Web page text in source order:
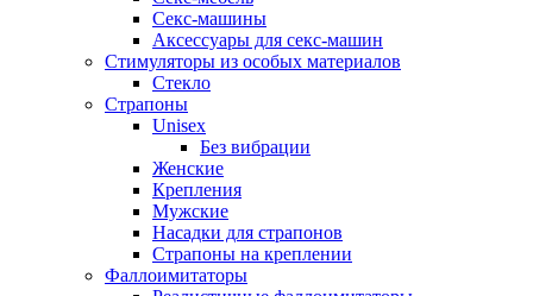
Секс-машины
Аксессуары для секс-машин
Стимуляторы из особых материалов
Стекло
Страпоны
Unisex
Без вибрации
Женские
Крепления
Мужские
Насадки для страпонов
Страпоны на креплении
Фаллоимитаторы